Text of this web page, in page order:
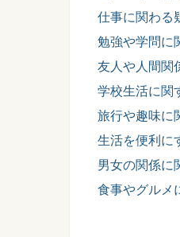
仕事に関わる
勉強や学問に
友人や人間関
学校生活に関
旅行や趣味に
生活を便利に
男女の関係に
食事やグルメ